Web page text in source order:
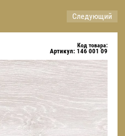
Следующий
Код товара:
Артикул: 146 001 09